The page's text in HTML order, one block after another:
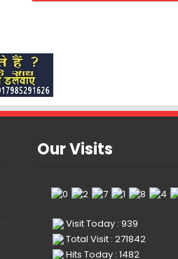
Our Visits
Visit Today : 939
Total Visit : 271842
Hits Today : 1482